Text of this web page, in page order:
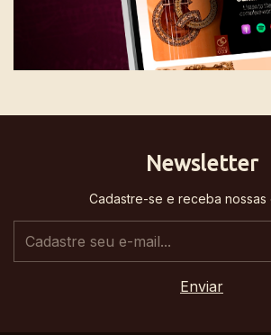
Newsletter
Cadastre-se e receba nossas